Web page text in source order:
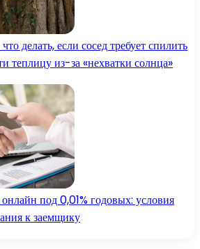
делать, если сосед требует спилить
теплицу из-за «нехватки солнца»
под 0,01% годовых: условия
к заемщику